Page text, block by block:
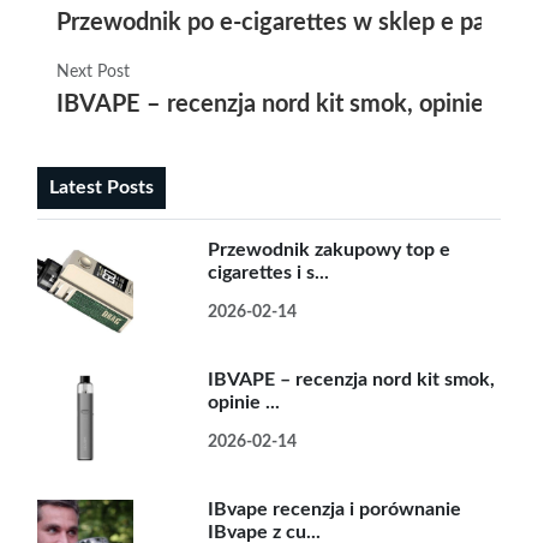
Przewodnik po e-cigarettes w sklep e
Next Post
IBVAPE – recenzja nord kit smok, opinie
Latest Posts
Przewodnik zakupowy top e
cigarettes i s...
2026-02-14
IBVAPE – recenzja nord kit smok,
opinie ...
2026-02-14
IBvape recenzja i porównanie
IBvape z cu...